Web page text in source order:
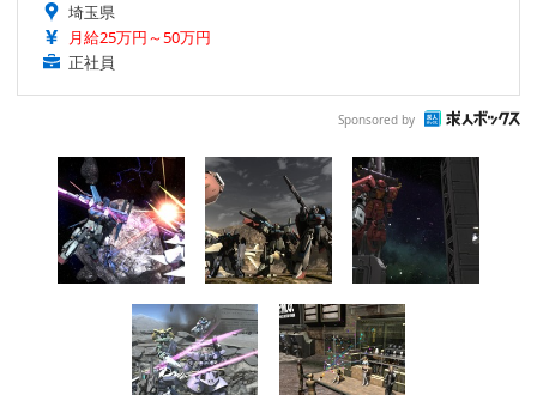
埼玉県
月給25万円～50万円
正社員
Sponsored by